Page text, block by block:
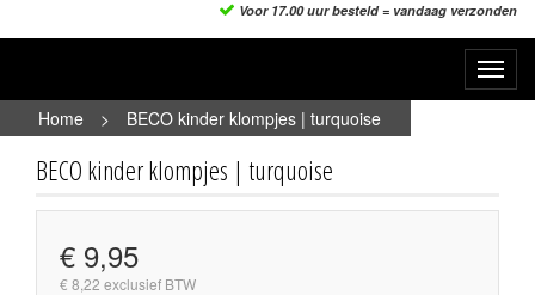
Voor 17.00 uur besteld = vandaag verzonden
Home
> BECO kinder klompjes | turquoise
BECO kinder klompjes | turquoise
€ 9,95
€ 8,22 exclusief BTW